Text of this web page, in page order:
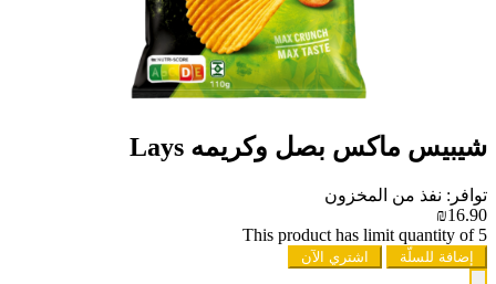
شيبيس ماكس بصل وكريمه Lays
توافر: نفذ من المخزون
₪16.90
This product has limit quantity of 5
إضافة للسلّة اشتري الآن